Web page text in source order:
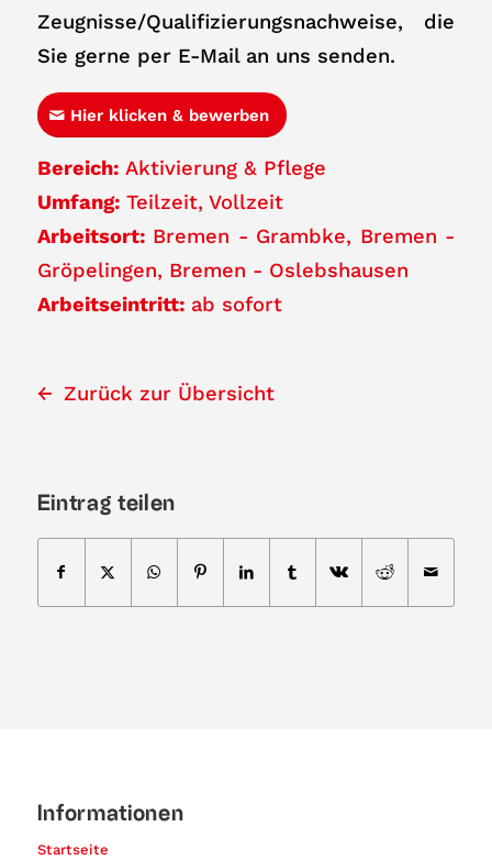
Zeugnisse/Qualifizierungsnachweise, die
Sie gerne per E-Mail an uns senden.
Hier klicken & bewerben
Bereich: Aktivierung & Pflege
Umfang: Teilzeit Vollzeit
Arbeitsort: Bremen - Grambke
Bremen -
Gröpelingen
Bremen - Oslebshausen
Arbeitseintritt: ab sofort
Zurück zur Übersicht
Eintrag teilen
Informationen
Startseite